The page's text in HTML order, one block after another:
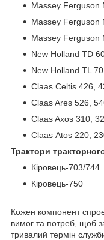
Massey Ferguson
Massey Ferguson
Massey Ferguson
New Holland TD
New Holland TL
Claas Celtis 426,
Claas Ares 526,
Claas Axos 310,
Claas Atos 220,
Трактори
Кіровець-703/744
Кіровець-750
Кожен компонент
вимог та потреб, щоб
тривалий термін